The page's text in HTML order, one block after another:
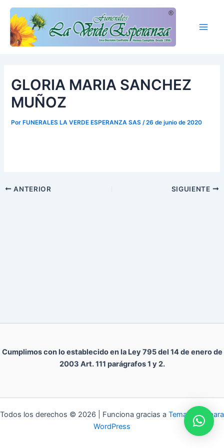
contenido
GLORIA MARIA SANCHEZ
MUÑOZ
Por FUNERALES LA VERDE ESPERANZA SAS/26 de junio de 2020
ANTERIOR SIGUIENTE
Cumplimos con lo establecido en la Ley 795 del 14 de enero de
2003 Art. 111 parágrafos 1 y 2.
Todos los derechos © 2026 | Funciona gracias a Tema Astra para
WordPress